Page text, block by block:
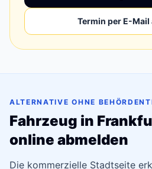
Termin per E-Mail
ALTERNATIVE OHNE
Fahrzeug in
online abmelden
Die kommerzielle Stadtseite